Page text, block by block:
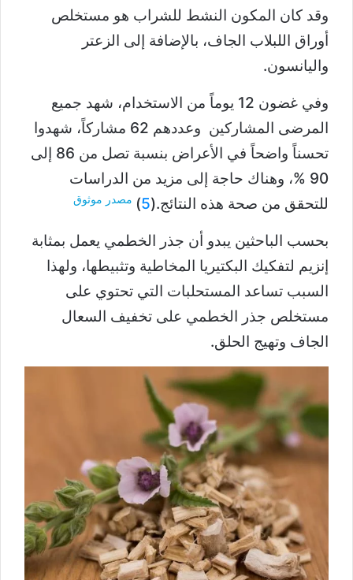
وقد كان المكون النشط للشراب هو مستخلص
أوراق اللبلاب الجاف، بالإضافة إلى الزعتر
واليانسون.
وفي غضون 12 يوماً من الاستخدام، شهد جميع
المرضى المشاركين وعددهم 62 مشاركاً، شهدوا
تحسناً واضحاً في الأعراض بنسبة تصل من 86 إلى
90 %، وهناك حاجة إلى مزيد من الدراسات
للتحقق من صحة هذه النتائج.(5
) مصدر موثوق
بحسب الباحثين يبدو أن جذر الخطمي يعمل بمثابة
إنزيم لتفكيك البكتيريا المخاطية وتثبيطها، ولهذا
السبب تساعد المستحلبات التي تحتوي على
مستخلص جذر الخطمي على تخفيف السعال
الجاف وتهيج الحلق.